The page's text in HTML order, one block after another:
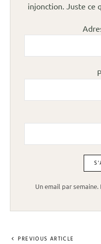
injonction. Juste ce
Un email par
PREVIOUS ARTICLE